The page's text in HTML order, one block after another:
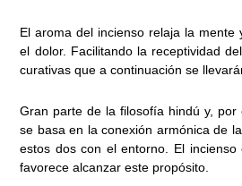
El aroma del incienso relaja la mente
el dolor. Facilitando la receptividad
curativas que a continuación se
Gran parte de la filosofía hindú y, por
se basa en la conexión armónica de
estos dos con el entorno. El
favorece alcanzar este propósito.